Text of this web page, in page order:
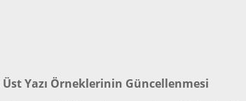
Üst Yazı Örneklerinin Güncellenmesi